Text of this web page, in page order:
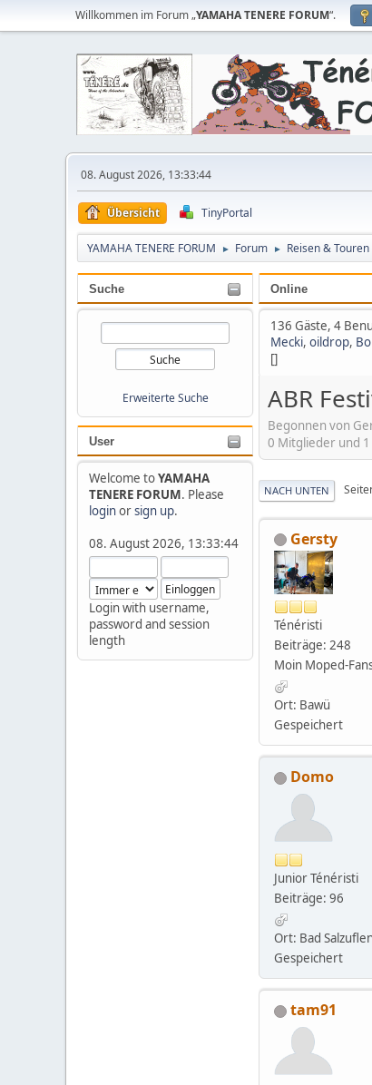
Willkommen im Forum „YAMAHA TENERE FORUM“.
08. August 2026, 13:33:44
Übersicht TinyPortal
YAMAHA TENERE FORUM ► Forum ► Reisen & Touren
Suche
Erweiterte Suche
User
Welcome toYAMAHA
TENERE FORUM. Please
loginorsign up.
08. August 2026, 13:33:44
Login with username,
password and session
length
Online
136 Gäste, 4
Mecki, oildrop,
[]
ABR
Begonnen von
0 Mitglieder und
NACH UNTEN
Gersty
Ténéristi
Beiträge: 248
Moin Moped-
Ort: Bawü
Gespeichert
Domo
Junior Ténéristi
Beiträge: 96
Ort: Bad
Gespeichert
tam91